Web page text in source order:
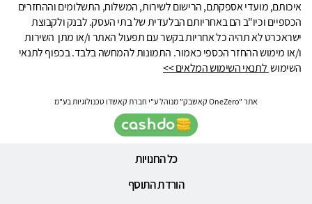
איכותם, מועדי אספקתם, הרישום לשירות, המשלוח, התשלומים וההחזרים
הכספיים וכיו"ב הם באחריותם הבלעדית של בתי העסק. לבנק ולקבוצת
ישראכרט לא תהיה כל אחריות בקשר עם תפעול האתר ו/או מתן השירות
ו/או מימוש ההחזר הכספי כאמור. התמונות להמחשה בלבד. בכפוף לתנאי
השימוש לתנאי השימוש המלאים >>
אתר "OneZero קאשבק" מנוהל ע"י חברת קאשדו טכנולוגיות בע"מ
כל החנויות
הורדת התוסף